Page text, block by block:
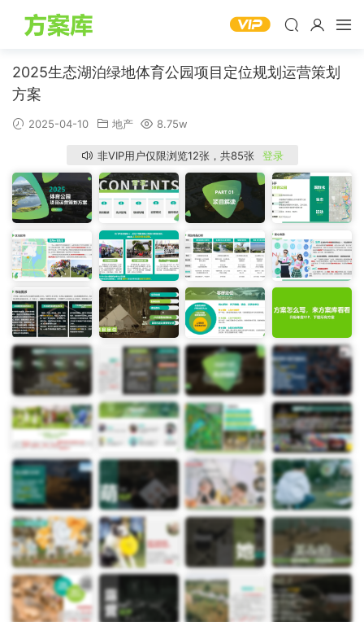
2025生态湖泊绿地体育公园项目定位规划运营策划
方案
2025-04-10 地产 8.75w
非VIP用户仅限浏览12张，共85张 登录